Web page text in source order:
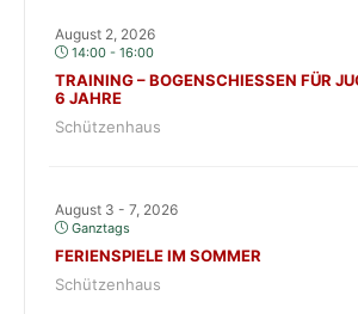
August 2, 2026
14:00 - 16:00
TRAINING – BOGENSCHIESSEN FÜR
JAHRE
Schützenhaus
August 3 - 7, 2026
Ganztags
FERIENSPIELE IM SOMMER
Schützenhaus